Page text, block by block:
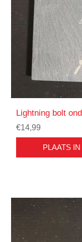
Lightning bolt
€14,99